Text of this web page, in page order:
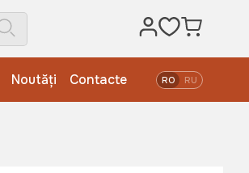
Noutăți Contacte RO RU